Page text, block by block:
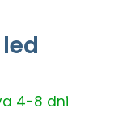
4-8 dni